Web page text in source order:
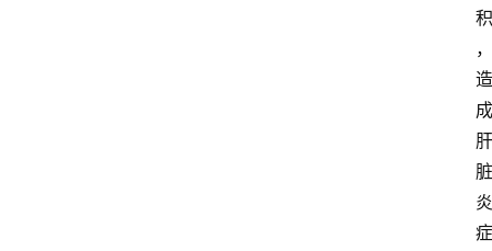
积
，
造
成
肝
脏
炎
症